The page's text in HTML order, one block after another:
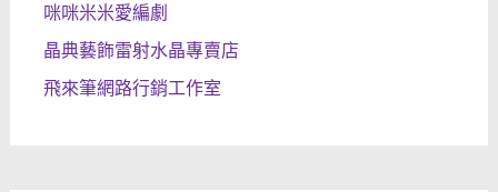
咪咪米米愛編劇
晶典藝飾雷射水晶專賣店
飛來筆網路行銷工作室